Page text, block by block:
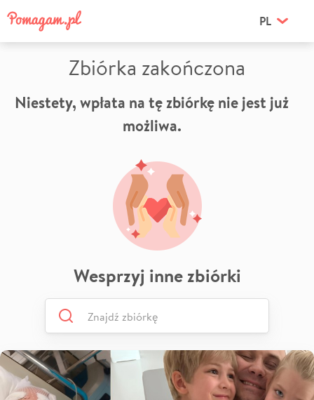
PL
Zbiórka zakończona
Niestety, wpłata na tę zbiórkę nie jest już
możliwa.
Wesprzyj inne zbiórki